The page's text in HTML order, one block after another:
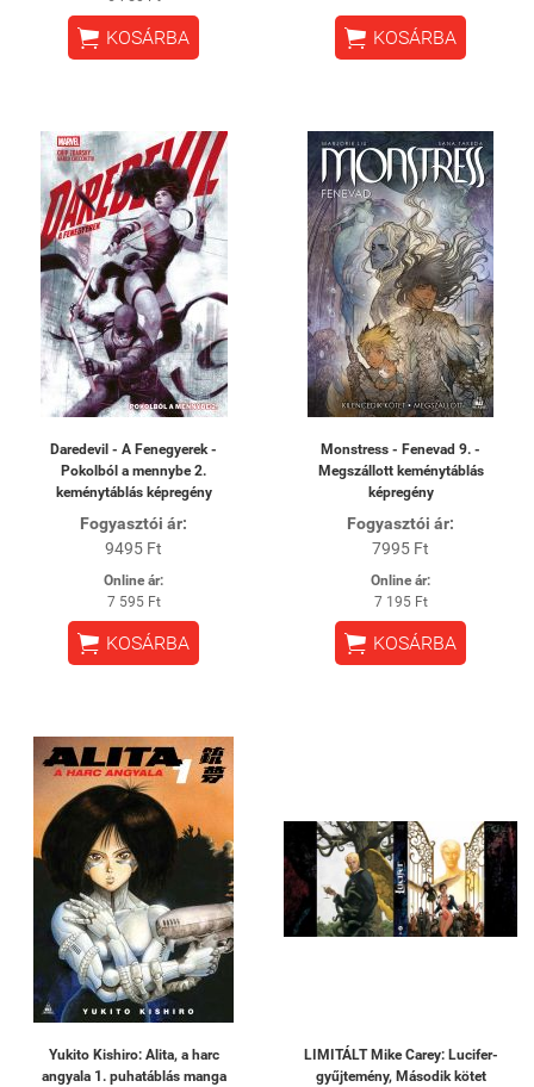
 KOSÁRBA  KOSÁRBA
Daredevil - A Fenegyerek -
Pokolból a mennybe 2.
keménytáblás képregény
Fogyasztói ár:
9495 Ft
Online ár:
7 595 Ft
 KOSÁRBA
Monstress - Fenevad 9. -
Megszállott keménytáblás
képregény
Fogyasztói ár:
7995 Ft
Online ár:
7 195 Ft
 KOSÁRBA
Yukito Kishiro: Alita, a harc
angyala 1. puhatáblás manga
LIMITÁLT Mike Carey: Lucifer-
gyűjtemény, Második kötet